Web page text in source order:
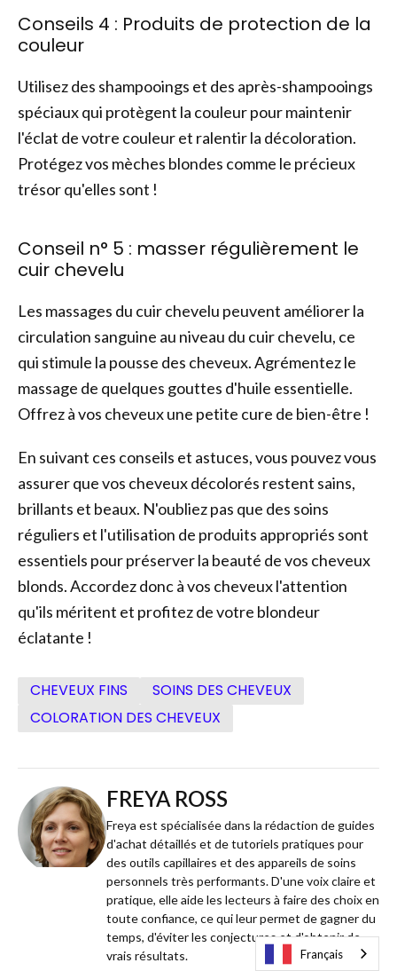
Conseils 4 : Produits de protection de la
couleur
Utilisez des shampooings et des après-shampooings
spéciaux qui protègent la couleur pour maintenir
l'éclat de votre couleur et ralentir la décoloration.
Protégez vos mèches blondes comme le précieux
trésor qu'elles sont !
Conseil n° 5 : masser régulièrement le
cuir chevelu
Les massages du cuir chevelu peuvent améliorer la
circulation sanguine au niveau du cuir chevelu, ce
qui stimule la pousse des cheveux. Agrémentez le
massage de quelques gouttes d'huile essentielle.
Offrez à vos cheveux une petite cure de bien-être !
En suivant ces conseils et astuces, vous pouvez vous
assurer que vos cheveux décolorés restent sains,
brillants et beaux. N'oubliez pas que des soins
réguliers et l'utilisation de produits appropriés sont
essentiels pour préserver la beauté de vos cheveux
blonds. Accordez donc à vos cheveux l'attention
qu'ils méritent et profitez de votre blondeur
éclatante !
CHEVEUX FINS
SOINS DES CHEVEUX
COLORATION DES CHEVEUX
FREYA ROSS
Freya est spécialisée dans la rédaction de guides
d'achat détaillés et de tutoriels pratiques pour
des outils capillaires et des appareils de soins
personnels très performants. D'une voix claire et
pratique, elle aide les lecteurs à faire des choix en
toute confiance, ce qui leur permet de gagner du
temps, d'éviter les conjectures et d'obtenir de
vrais résultats.
Français